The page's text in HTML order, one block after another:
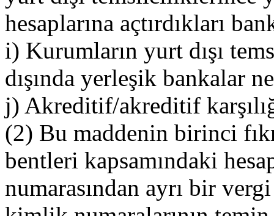
hesaplarına açtırdıkları
i) Kurumların yurt dışı
dışında yerleşik bankalar
j) Akreditif/akreditif
(2) Bu maddenin birinci
bentleri kapsamındaki
numarasından ayrı bir